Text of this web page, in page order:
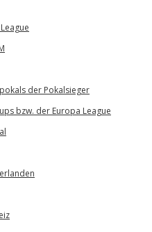
der Pokalsieger
bzw. der Europa League